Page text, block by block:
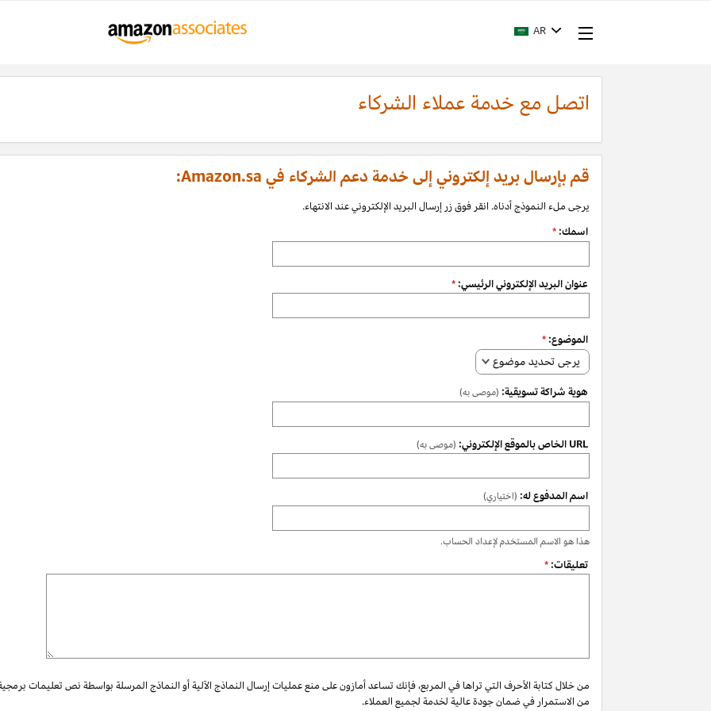
AR
اتصل مع خدمة عملاء الشركاء
قم بإرسال بريد إلكتروني إلى خدمة دعم الشركاء في Amazon.sa:
يرجى ملء النموذج أدناه. انقر فوق زر إرسال البريد الإلكتروني عند الانتهاء.
اسمك:*
عنوان البريد الإلكتروني الرئيسي:*
الموضوع:*
يرجى تحديد موضوع
هوية شراكة تسويقية: (موصى به)
URL الخاص بالموقع الإلكتروني: (موصى به)
اسم المدفوع له: (اختياري)
هذا هو الاسم المستخدم لإعداد الحساب.
تعليقات:*
من خلال كتابة الأحرف التي تراها في المربع، فإنك تساعد أمازون على منع عمليات إرسال النماذج الآلية أو النماذج المرسلة بواسطة نص تعليمات
من الاستمرار في ضمان جودة عالية لخدمة لجميع العملاء.